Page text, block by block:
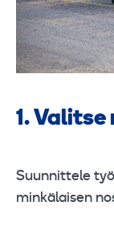
1.
Suunnittele
minkälaisen